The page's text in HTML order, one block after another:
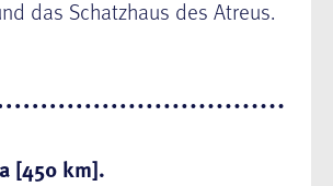
das Schatzhaus des Atreus.
[450 km].